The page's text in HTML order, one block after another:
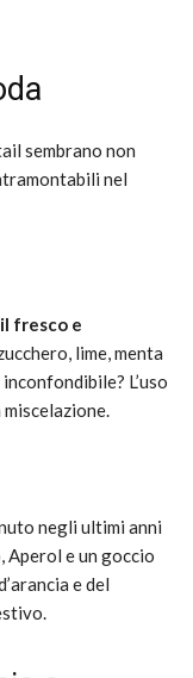
sembrano non
nel
fresco e
lime, menta
L’uso
negli ultimi anni
Aperol e un goccio
e del